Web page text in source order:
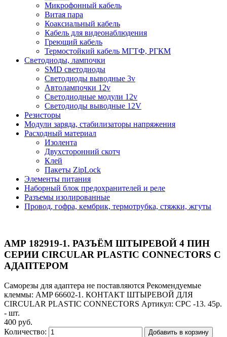
Микрофонный кабель
Витая пара
Коаксиальный кабель
Кабель для видеонаблюдения
Греющий кабель
Термостойкий кабель МГТФ, РГКМ
Светодиоды, лампочки
SMD светодиоды
Светодиоды выводные 3v
Автолампочки 12v
Светодиодные модули 12v
Светодиоды выводные 12V
Резисторы
Модули заряда, стабилизаторы напряжения
Расходный материал
Изолента
Двухсторонний скотч
Клей
Пакеты ZipLock
Элементы питания
Наборный блок предохранителей и реле
Разъемы изолированные
Провод, гофра, кембрик, термотрубка, стяжки, жгуты
АМР 182919-1. РАЗЪЁМ ШТЫРЕВОЙ 4 ПИН
СЕРИИ CIRCULAR PLASTIC CONNECTORS С
АДАПТЕРОМ
Саморезы для адаптера не поставляются Рекомендуемые
клеммы: AMP 66602-1. КОНТАКТ ШТЫРЕВОЙ ДЛЯ
CIRCULAR PLASTIC CONNECTORS Артикул: CPC -13. 45р.
- шт.
400 руб.
Количество:
Добавить в корзину